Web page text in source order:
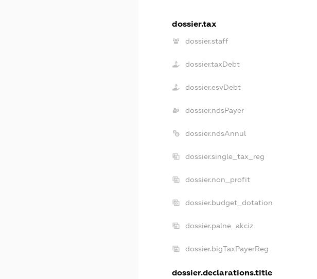
dossier.tax
dossier.staff
dossier.taxDebt
dossier.esvDebt
dossier.ndsPayer
dossier.ndsAnnul
dossier.single_tax_reg
dossier.non_profit
dossier.budget_dotation
dossier.palne_akciz
dossier.bigTaxPayerReg
dossier.declarations.title